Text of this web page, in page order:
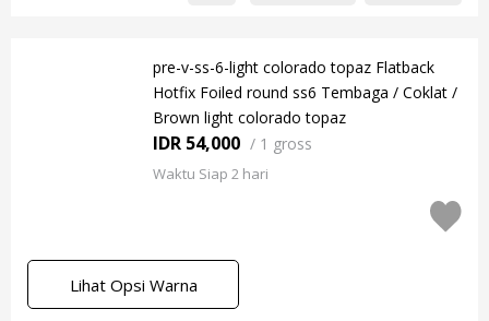
pre-v-ss-6-light colorado topaz Flatback
Hotfix Foiled round ss6 Tembaga / Coklat /
Brown light colorado topaz
IDR 54,000 / 1 gross
Waktu Siap 2 hari
Lihat Opsi Warna